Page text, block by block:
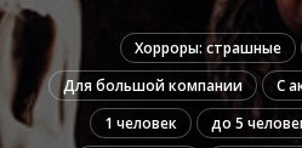
Хорроры: страшные
Для большой компании
С
1 человек
до 5